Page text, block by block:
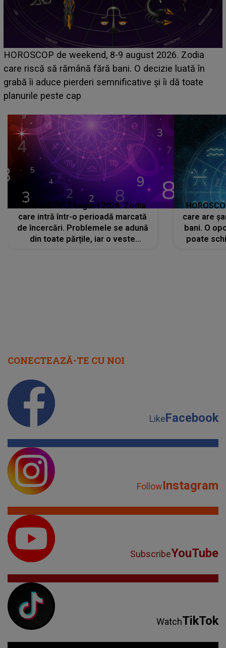
Emanuel a ținut ACEST DETALIU ASCUNS până
acum! În fața Alexandrei, concurentul din Casa Iubirii
face o MĂRTURISIRE NEAȘTEPTATĂ despre mama
sa: "I-am spus și ei în față, eu nu te iubesc pentru
HOROSCOP 7 august 2026. Zodia
care intră într-o perioadă marcată
de încercări. Problemele se adună
din toate părțile, iar o veste
care are
bani. O
poate
CONECTEAZĂ-TE CU NOI
LikeFacebook
FollowInstagram
SubscribeYouTube
WatchTikTok